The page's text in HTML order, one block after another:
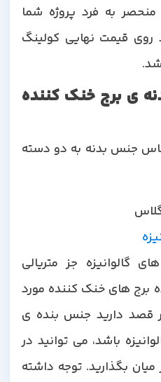
به فرد پروژه شما
قیمت نهایی کولینگ
ی برج خنک کننده
جنس بدنه به دو دسته
جز متریالی
های خنک کننده مورد
دارید جنس بنده ی
باشد، می توانید در
بگذارید. توجه داشته